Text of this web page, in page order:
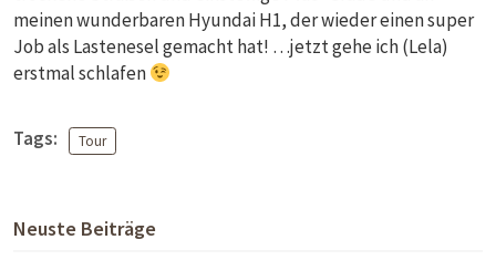
meinen wunderbaren Hyundai H1, der wieder einen super
Job als Lastenesel gemacht hat! …jetzt gehe ich (Lela)
erstmal schlafen
Tags: Tour
Neuste Beiträge